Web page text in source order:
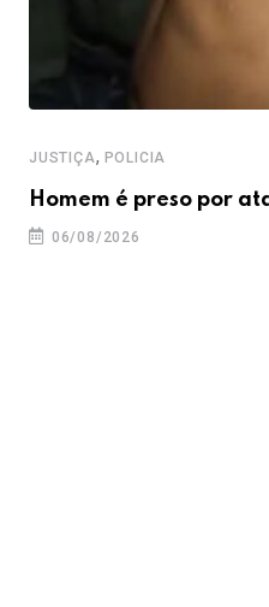
JUSTIÇA, POLICIA
Homem é preso por
06/08/2026